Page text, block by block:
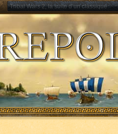
Tribal Wars 2, la suite d’un classique
Forge of Empires – Stratégie à travers